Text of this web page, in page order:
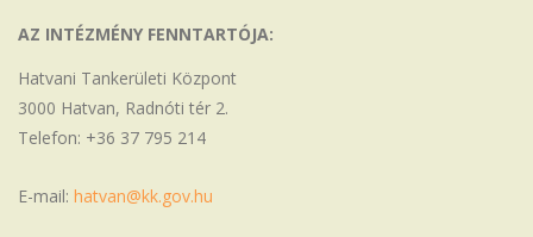
AZ INTÉZMÉNY FENNTARTÓJA:
Hatvani Tankerületi Központ
3000 Hatvan, Radnóti tér 2.
Telefon: +36 37 795 214
E-mail: hatvan@kk.gov.hu